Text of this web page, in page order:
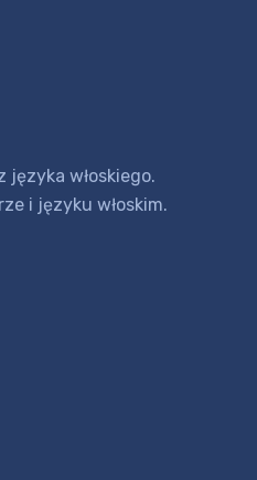
języka włoskiego.
i języku włoskim.